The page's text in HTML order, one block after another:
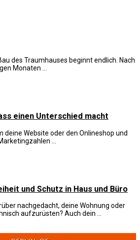
des Traumhauses beginnt endlich. Nach
Monaten ...
einen Unterschied macht
deine Website oder den Onlineshop und
...
und Schutz in Haus und Büro
nachgedacht, deine Wohnung oder
aufzurüsten? Auch dein ...